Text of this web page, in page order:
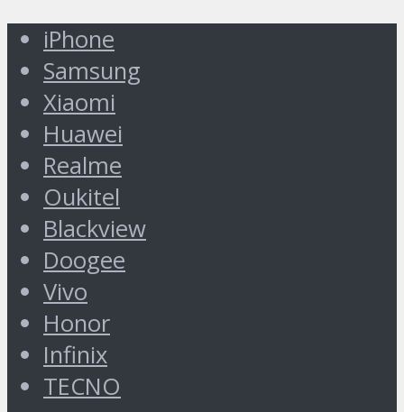
iPhone
Samsung
Xiaomi
Huawei
Realme
Oukitel
Blackview
Doogee
Vivo
Honor
Infinix
TECNO